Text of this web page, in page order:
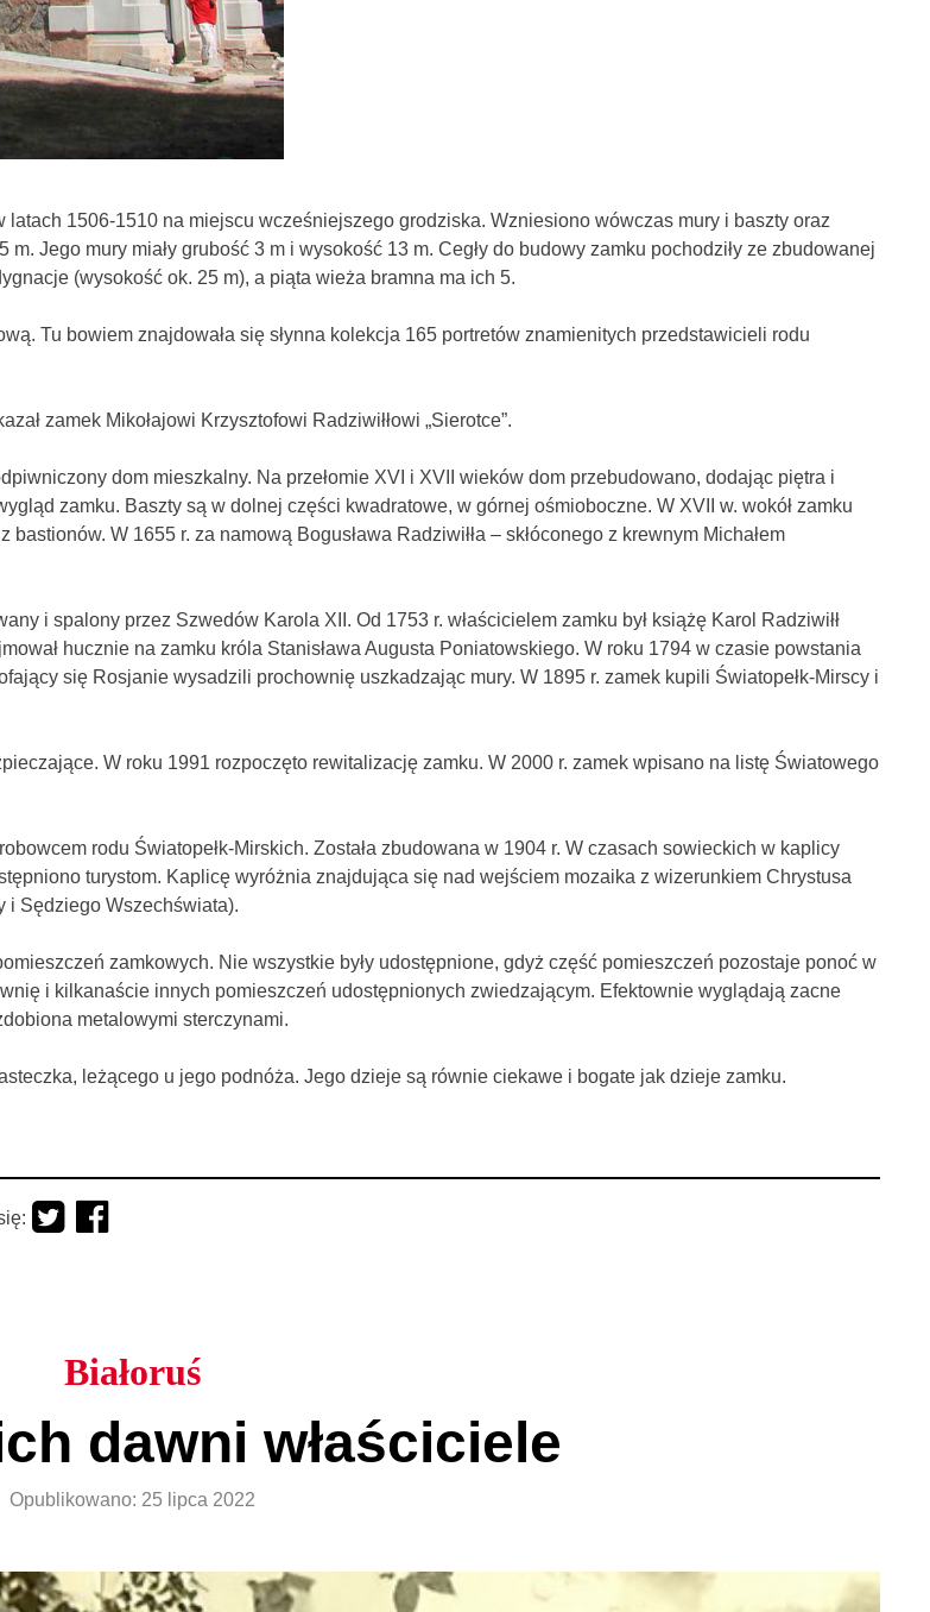
1506-1510 na miejscu wcześniejszego grodziska. Wzniesiono wówczas mury i baszty oraz
Jego mury miały grubość 3 m i wysokość 13 m. Cegły do budowy zamku pochodziły ze zbudowanej
(wysokość ok. 25 m), a piąta wieża bramna ma ich 5.
Tu bowiem znajdowała się słynna kolekcja 165 portretów znamienitych przedstawicieli rodu
zamek Mikołajowi Krzysztofowi Radziwiłłowi „Sierotce”.
dom mieszkalny. Na przełomie XVI i XVII wieków dom przebudowano, dodając piętra i
zamku. Baszty są w dolnej części kwadratowe, w górnej ośmioboczne. W XVII w. wokół zamku
W 1655 r. za namową Bogusława Radziwiłła – skłóconego z krewnym Michałem
i spalony przez Szwedów Karola XII. Od 1753 r. właścicielem zamku był książę Karol Radziwiłł
hucznie na zamku króla Stanisława Augusta Poniatowskiego. W roku 1794 w czasie powstania
się Rosjanie wysadzili prochownię uszkadzając mury. W 1895 r. zamek kupili Światopełk-Mirscy i
W roku 1991 rozpoczęto rewitalizację zamku. W 2000 r. zamek wpisano na listę Światowego
rodu Światopełk-Mirskich. Została zbudowana w 1904 r. W czasach sowieckich w kaplicy
turystom. Kaplicę wyróżnia znajdująca się nad wejściem mozaika z wizerunkiem Chrystusa
i Sędziego Wszechświata).
zamkowych. Nie wszystkie były udostępnione, gdyż część pomieszczeń pozostaje ponoć w
i kilkanaście innych pomieszczeń udostępnionych zwiedzającym. Efektownie wyglądają zacne
metalowymi sterczynami.
leżącego u jego podnóża. Jego dzieje są równie ciekawe i bogate jak dzieje zamku.
Białoruś
dawni właściciele
Opublikowano: 25 lipca 2022